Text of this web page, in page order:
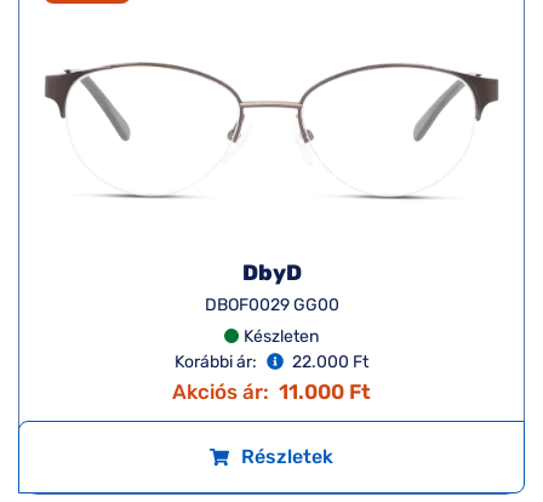
DbyD
DBOF0029 GG00
Készleten
Korábbi ár:
22.000 Ft
Akciós ár: 11.000 Ft
Részletek